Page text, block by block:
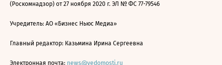
(Роскомнадзор) от 27 ноября 2020 г. ЭЛ № ФС 77-79546
Учредитель: АО «Бизнес Ньюс Медиа»
Главный редактор: Казьмина Ирина Сергеевна
Электронная почта: news@vedomosti.ru